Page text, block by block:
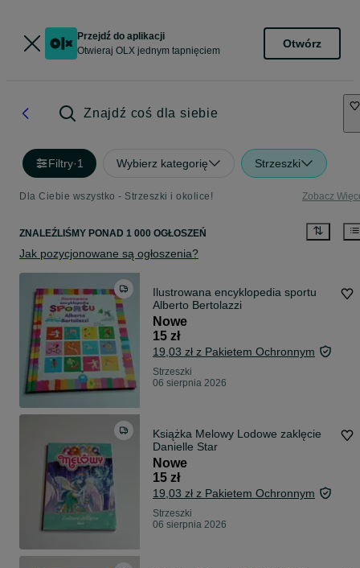
Przejdź do aplikacji
Otwieraj OLX jednym tapnięciem
Otwórz
Znajdź coś dla siebie
Filtry·1 Wybierz kategorię Strzeszki
Dla Ciebie wszystko - Strzeszki i okolice! Zobacz
ZNALEŹLIŚMY PONAD 1 000 OGŁOSZEŃ
Jak pozycjonowane są ogłoszenia?
Ilustrowana encyklopedia sportu
Alberto Bertolazzi
Nowe
15 zł
19,03 zł z Pakietem Ochronnym
Strzeszki
06 sierpnia 2026
Książka Melowy Lodowe zaklęcie
Danielle Star
Nowe
15 zł
19,03 zł z Pakietem Ochronnym
Strzeszki
06 sierpnia 2026